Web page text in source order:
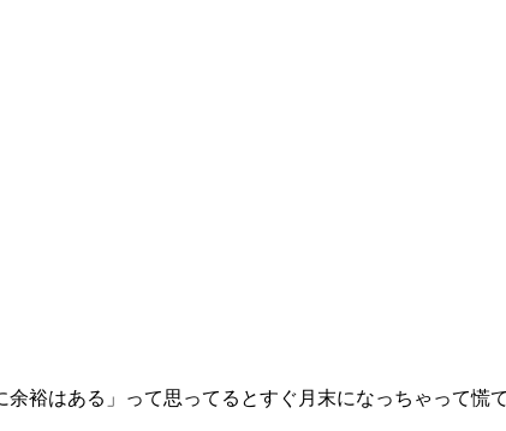
裕はある」って思ってるとすぐ月末になっちゃって慌